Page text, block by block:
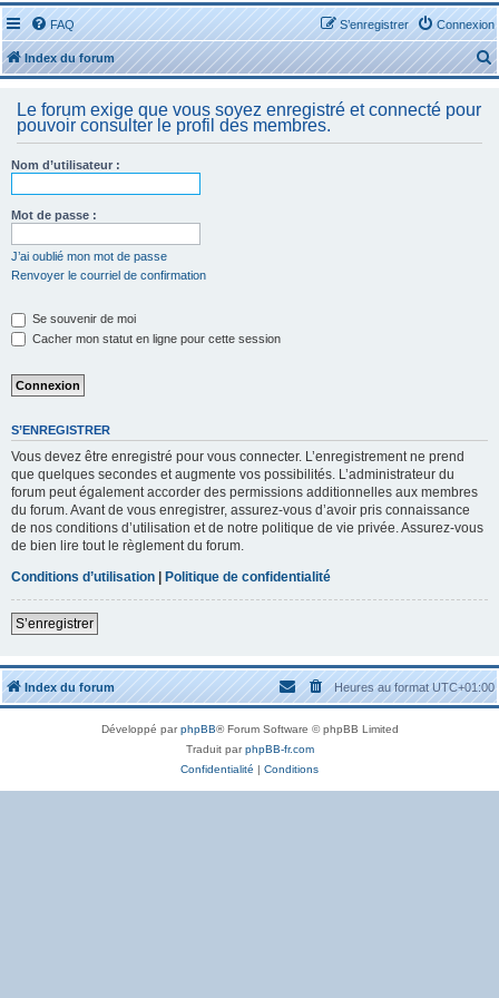
FAQ Connexion
S’enregistrer
Index du forum
e
Le forum exige que vous soyez enregistré et connecté pour
pouvoir consulter le profil des membres.
Nom d’utilisateur :
Mot de passe :
J’ai oublié mon mot de passe
Renvoyer le courriel de confirmation
Se souvenir de moi
Cacher mon statut en ligne pour cette session
S’ENREGISTRER
Vous devez être enregistré pour vous connecter. L’enregistrement ne prend
que quelques secondes et augmente vos possibilités. L’administrateur du
forum peut également accorder des permissions additionnelles aux membres
du forum. Avant de vous enregistrer, assurez-vous d’avoir pris connaissance
de nos conditions d’utilisation et de notre politique de vie privée. Assurez-vous
de bien lire tout le règlement du forum.
Conditions d’utilisation | Politique de confidentialité
S’enregistrer
Index du forum Heures au formatUTC+01:00
Développé parphpBB® Forum Software © phpBB Limited
Traduit parphpBB-fr.com
Confidentialité | Conditions